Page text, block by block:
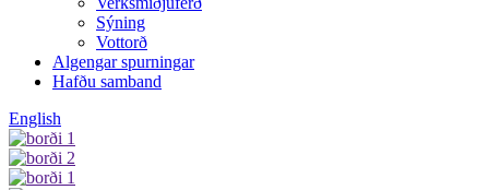
Sýning
Vottorð
Algengar spurningar
Hafðu samband
English